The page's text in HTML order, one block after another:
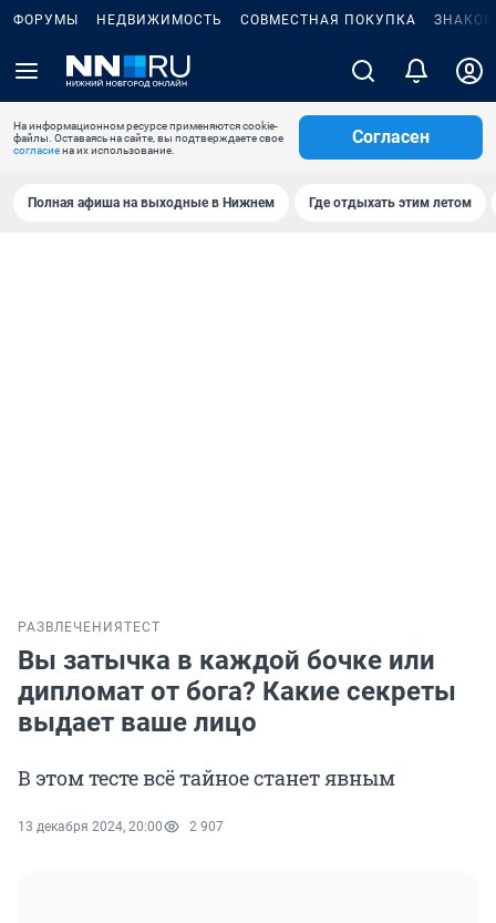
ФОРУМЫ НЕДВИЖИМОСТЬ СОВМЕСТНАЯ ПОКУПКА
На информационном ресурсе применяются cookie-
файлы. Оставаясь на сайте, вы подтверждаете свое
согласиена их использование.
Согласен
Полная афиша на выходные в Нижнем Где отдыхать этим летом
РАЗВЛЕЧЕНИЯ ТЕСТ
Вы затычка в каждой бочке или
дипломат от бога? Какие секреты
выдает ваше лицо
В этом тесте всё тайное станет явным
13 декабря 2024, 20:00 2 907